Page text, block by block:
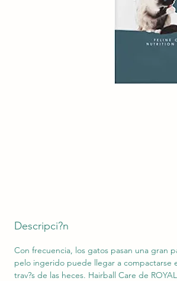
Descripci?n
Con frecuencia, los gatos pasan una gran
pelo ingerido puede llegar a compactarse
trav?s de las heces. Hairball Care de